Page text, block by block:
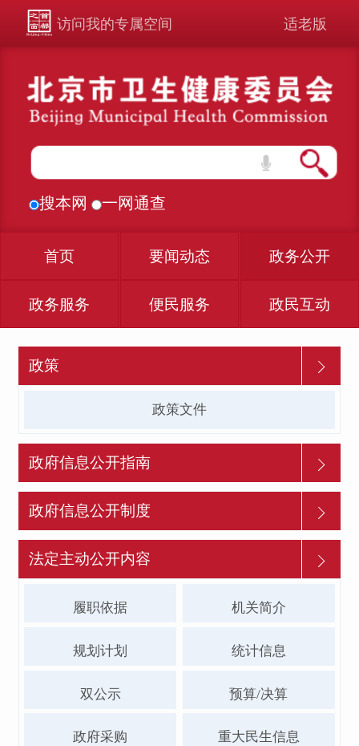
访问我的专属空间 适老版
搜本网 一网通查
首页 要闻动态 政务公开
政务服务 便民服务 政民互动
政策
政策文件
政府信息公开指南
政府信息公开制度
法定主动公开内容
履职依据 机关简介
规划计划 统计信息
双公示 预算/决算
政府采购 重大民生信息